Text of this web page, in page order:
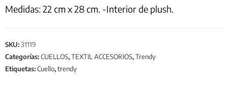
Medidas: 22 cm x 28 cm. -Interior de plush.
SKU:31119
Categorías:CUELLOS,TEXTIL ACCESORIOS,Trendy
Etiquetas:Cuello,trendy